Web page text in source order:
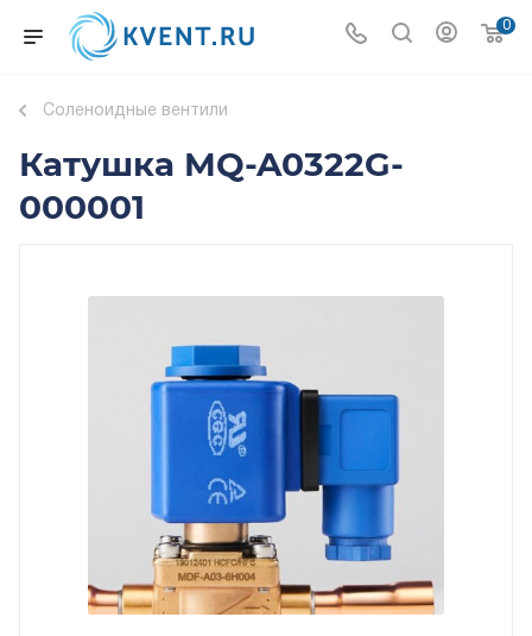
0
Соленоидные вентили
Катушка MQ-A0322G-
000001